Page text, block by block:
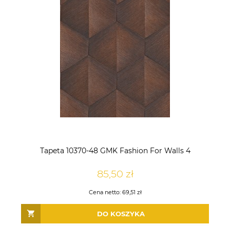
Tapeta 10370-48 GMK Fashion For Walls 4
85,50 zł
Cena netto: 69,51 zł
DO KOSZYKA